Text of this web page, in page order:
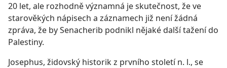
20 let, ale rozhodně významná je skutečnost, že ve
starověkých nápisech a záznamech již není žádná
zpráva, že by Senacherib podnikl nějaké další tažení do
Palestiny.
Josephus, židovský historik z prvního století n. l., se